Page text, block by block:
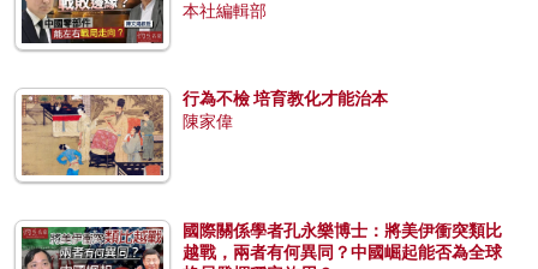
本社編輯部
行為不檢 培育教化才能治本
陳家偉
國際關係學者孔永樂博士：將美伊衝突類比
越戰，兩者有何異同？中國崛起能否為全球